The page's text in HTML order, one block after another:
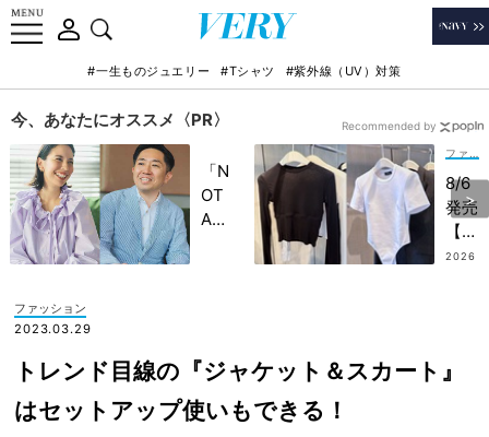
#一生ものジュエリー #Tシャツ #紫外線（UV）対策
今、あなたにオススメ〈PR〉
「N
OT
A
記憶
に一
生残
8/6
発売
【H
&M
「シ
2026
Recommended by
ファッション
2023.03.29
トレンド目線の『ジャケット＆スカート』
はセットアップ使いもできる！